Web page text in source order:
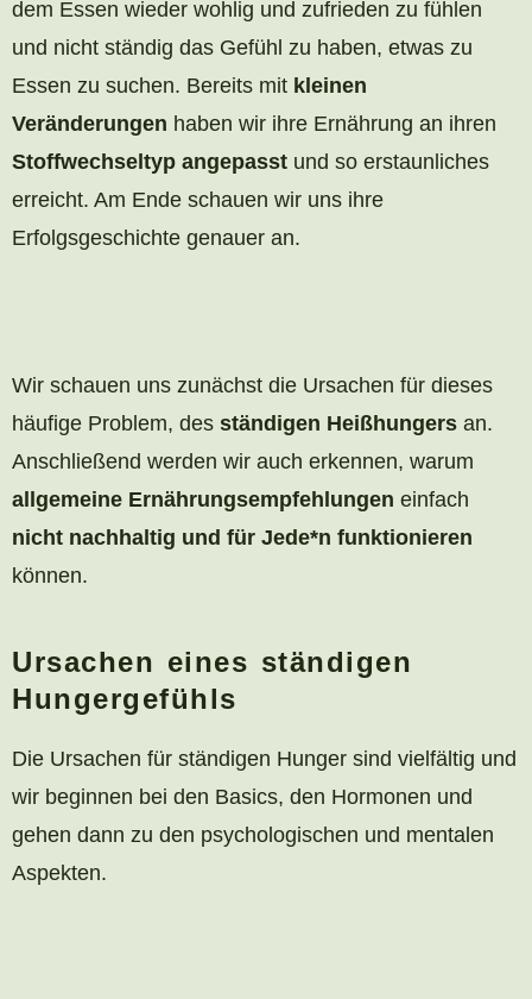
dem Essen wieder wohlig und zufrieden zu fühlen
und nicht ständig das Gefühl zu haben, etwas zu
Essen zu suchen. Bereits mit kleinen
Veränderungen haben wir ihre Ernährung an ihren
Stoffwechseltyp angepasst und so erstaunliches
erreicht. Am Ende schauen wir uns ihre
Erfolgsgeschichte genauer an.
Wir schauen uns zunächst die Ursachen für dieses
häufige Problem, des ständigen Heißhungers an.
Anschließend werden wir auch erkennen, warum
allgemeine Ernährungsempfehlungen einfach
nicht nachhaltig und für Jede*n funktionieren
können.
Ursachen eines ständigen
Hungergefühls
Die Ursachen für ständigen Hunger sind vielfältig und
wir beginnen bei den Basics, den Hormonen und
gehen dann zu den psychologischen und mentalen
Aspekten.